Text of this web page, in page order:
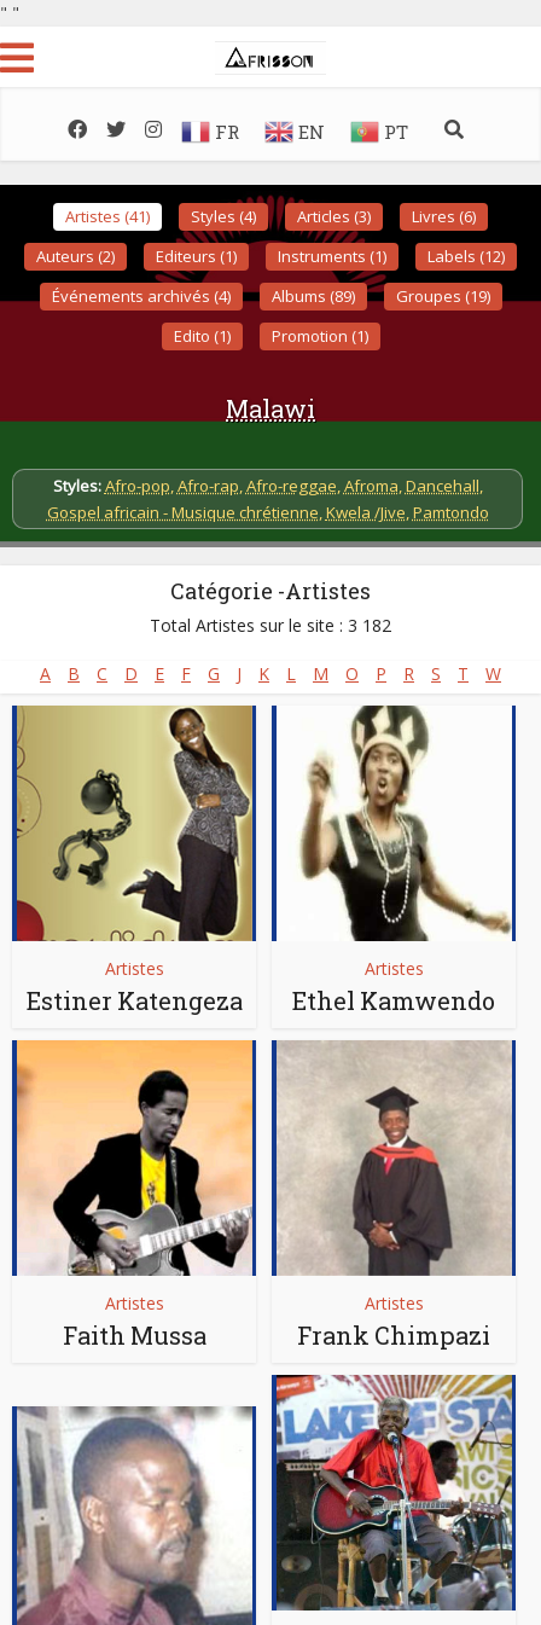
" "
FR EN PT
Artistes (41) Styles (4) Articles (3)
Livres (6)
Auteurs (2)
Editeurs (1) Instruments (1)
Labels (12)
Événements archivés (4)
Albums (89)
Groupes (19)
Edito (1)
Promotion (1)
Malawi
Styles:Afro-pop,Afro-rap,Afro-reggae,Afroma,Dancehall,
Gospel africain - Musique chrétienne,Kwela /Jive,Pamtondo
Catégorie -Artistes
Total Artistes sur le site : 3 182
A B C D E F G J K L M O P R S T W
Artistes
Estiner Katengeza
Artistes
Ethel Kamwendo
Artistes
Faith Mussa
Artistes
Frank Chimpazi